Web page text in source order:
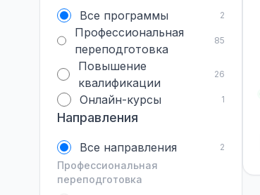
Все программы 2
Профессиональная
переподготовка
85
Повышение
квалификации
26
Онлайн-курсы 1
Направления
Все направления 2
Профессиональная
переподготовка